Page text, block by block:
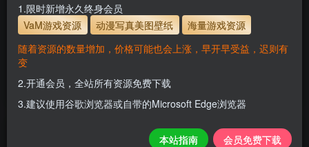
开通会员【免费下载】全站资源！
1.为了资源不失效！请不要在线解压！
2.请先保存到自己网盘后再下载！
3.有任何问题请联系客服或评论留言。
实况足球2019/Pro Evolution Soccer 2019/附
1.限时新增永久终身会员
VaM游戏资源
动漫写真美图壁纸
海量游戏资源
随着资源的数量增加，价格可能也会上涨，早开早受益，迟则有
变
2.开通会员，全站所有资源免费下载
3.建议使用谷歌浏览器或自带的Microsoft Edge浏览器
本站指南 会员免费下载